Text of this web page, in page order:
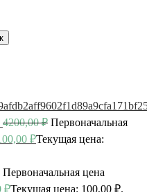
4200,00₽ Первоначальная
₽Текущая цена:
Первоначальная цена
₽Текущая цена: 100,00 ₽.